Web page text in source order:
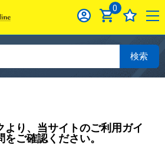
0
検索
より、当サイトのご利用ガイ
をご確認ください。